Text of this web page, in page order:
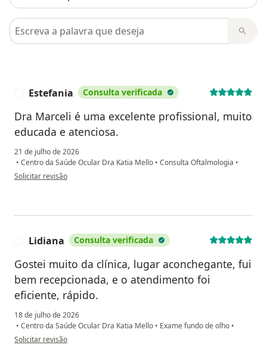
Pesquisar em opiniões
Estefania Consulta verificada
Dra Marceli é uma excelente profissional, muito
educada e atenciosa.
21 de julho de 2026
• Centro da Saúde Ocular Dra Katia Mello • Consulta Oftalmologia •
na opinião do utilizador Estefania
Solicitar revisão
Lidiana Consulta verificada
Gostei muito da clínica, lugar aconchegante, fui
bem recepcionada, e o atendimento foi
eficiente, rápido.
18 de julho de 2026
• Centro da Saúde Ocular Dra Katia Mello • Exame fundo de olho •
na opinião do utilizador Lidiana
Solicitar revisão